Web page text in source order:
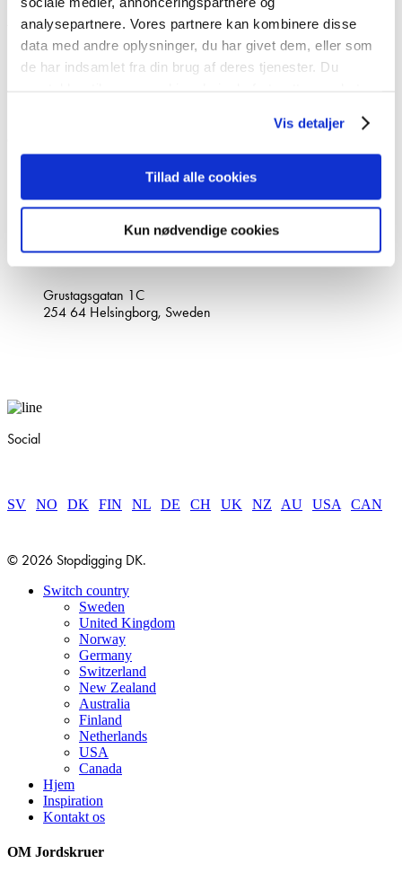
analysepartnere. Vores partnere kan kombinere disse
data med andre oplysninger, du har givet dem, eller som
de har indsamlet fra din brug af deres tjenester. Du
Vis detaljer
Tillad alle cookies
Kun nødvendige cookies
About Stop Digging
Become partner
+46(0)10-147 07 00
Contact us
Request a quote
Grustagsgatan 1C
254 64 Helsingborg, Sweden
Social
SV NO DK FIN NL DE CH UK NZ AU USA CAN
© 2026 Stopdigging DK.
Close
Switch country
Sweden
United Kingdom
Norway
Germany
Switzerland
New Zealand
Australia
Finland
Netherlands
USA
Canada
Hjem
Inspiration
Kontakt os
OM Jordskruer